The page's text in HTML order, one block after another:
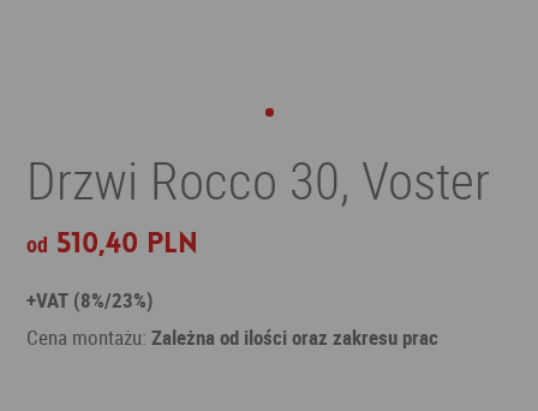
Drzwi Rocco 30, Voster
od 510,40 PLN
+VAT (8%/23%)
Cena montażu:Zależna od ilości oraz zakresu prac